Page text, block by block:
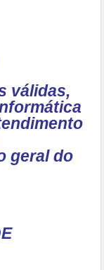
válidas,
geral do